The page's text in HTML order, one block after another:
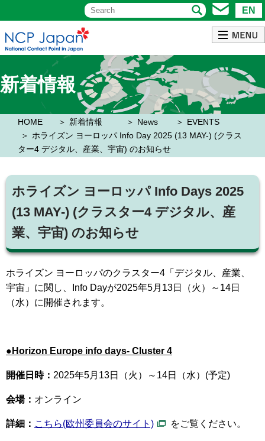
EN
新着情報
HOME 新着情報 News
EVENTS
ホライズン ヨーロッパ Info Day 2025 (13 MAY-) (クラス
ター4 デジタル、産業、宇宙) のお知らせ
ホライズン ヨーロッパ Info Days 2025
(13 MAY-) (クラスター4 デジタル、産
業、宇宙) のお知らせ
ホライズン ヨーロッパのクラスター4「デジタル、産業、
宇宙」に関し、Info Dayが2025年5月13日（火）～14日
（水）に開催されます。
● Horizon Europe info days- Cluster 4
開催日時： 2025年5月13日（火）～14日（水）(予定)
会場： オンライン
詳細： こちら(欧州委員会のサイト) をご覧ください。